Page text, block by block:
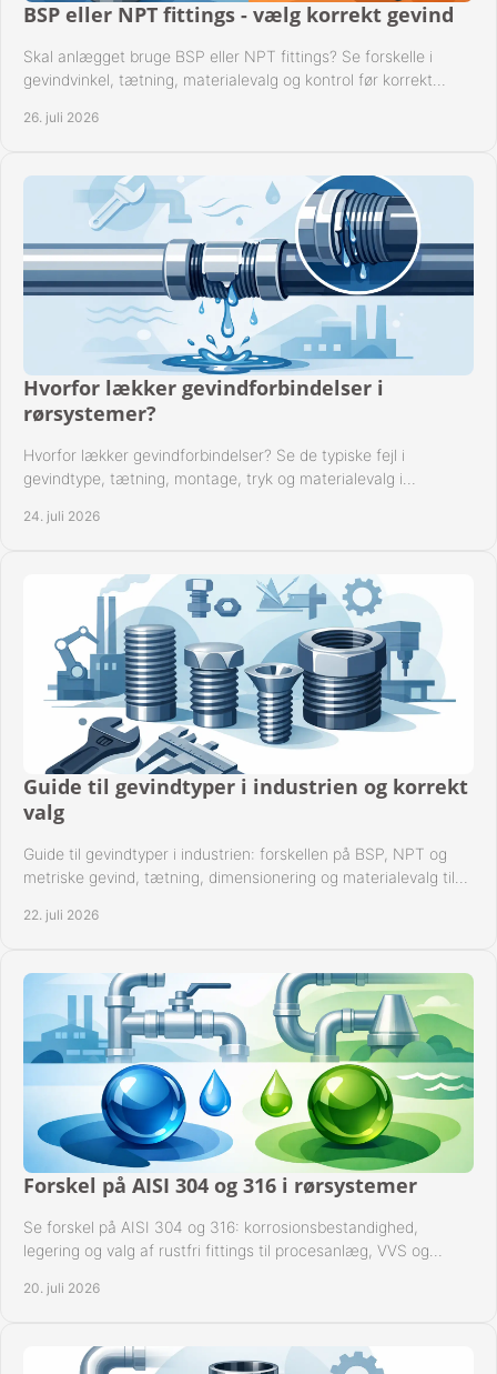
BSP eller NPT fittings - vælg korrekt gevind
Skal anlægget bruge BSP eller NPT fittings? Se forskelle i
gevindvinkel, tætning, materialevalg og kontrol før korrekt
26. juli 2026
Hvorfor lækker gevindforbindelser i
rørsystemer?
Hvorfor lækker gevindforbindelser? Se de typiske fejl i
gevindtype, tætning, montage, tryk og materialevalg i
24. juli 2026
Guide til gevindtyper i industrien og korrekt
valg
Guide til gevindtyper i industrien: forskellen på BSP, NPT og
metriske gevind, tætning, dimensionering og materialevalg til
22. juli 2026
Forskel på AISI 304 og 316 i rørsystemer
Se forskel på AISI 304 og 316: korrosionsbestandighed,
legering og valg af rustfri fittings til procesanlæg, VVS og
20. juli 2026